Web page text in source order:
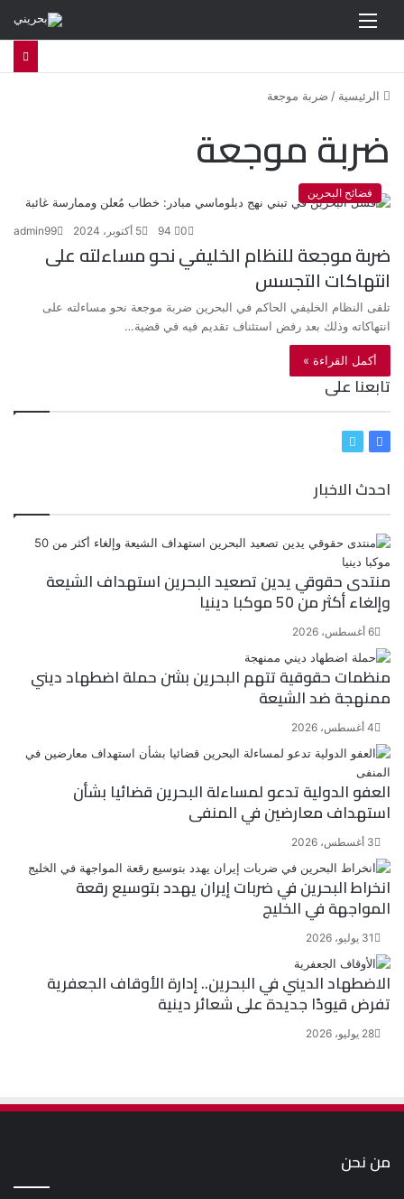
الرئيسية / ضربة موجعة
ضربة موجعة
فضائح البحرين
admin99 5 أكتوبر، 2024 0
ضربة موجعة للنظام الخليفي نحو مساءلته على
انتهاكات التجسس
تلقى النظام الخليفي الحاكم في البحرين ضربة موجعة نحو مساءلته على
انتهاكاته وذلك بعد رفض استئناف تقديم فيه في قضية…
أكمل القراءة »
تابعنا على
س
ك
ي
احدث الاخبار
منتدى حقوقي يدين تصعيد البحرين استهداف الشيعة
وإلغاء أكثر من 50 موكبا دينيا
6 أغسطس، 2026
منظمات حقوقية تتهم البحرين بشن حملة اضطهاد ديني
ممنهجة ضد الشيعة
4 أغسطس، 2026
العفو الدولية تدعو لمساءلة البحرين قضائيا بشأن
استهداف معارضين في المنفى
3 أغسطس، 2026
انخراط البحرين في ضربات إيران يهدد بتوسيع رقعة
المواجهة في الخليج
31 يوليو، 2026
الاضطهاد الديني في البحرين.. إدارة الأوقاف الجعفرية
تفرض قيودًا جديدة على شعائر دينية
28 يوليو، 2026
من نحن